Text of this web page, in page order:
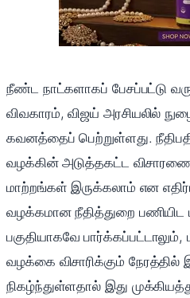
நீண்ட நாட்களாகப் பேசப்பட்டு
விவகாரம், விஜய் அரசியலில்
கவனத்தைப் பெற்றுள்ளது.
வழக்கின் அடுத்தகட்ட
மாற்றங்கள் இருக்கலாம் என
வழக்கமான நீதித்துறை பணியிட
பகுதியாகவே பார்க்கப்பட்டாலும்,
வழக்கை விசாரிக்கும் நேரத்தில்
நிகழ்ந்துள்ளதால் இது